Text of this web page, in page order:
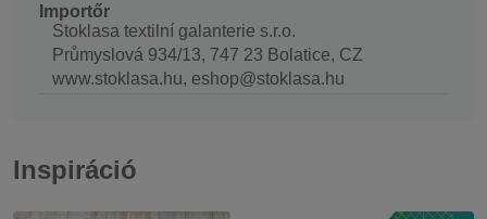
Importőr
Stoklasa textilní galanterie s.r.o.
Průmyslová 934/13, 747 23 Bolatice, CZ
www.stoklasa.hu, eshop@stoklasa.hu
Inspiráció